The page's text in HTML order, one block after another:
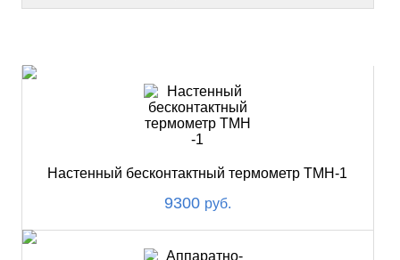
Настенный бесконтактный термометр ТМН-1
9300 руб.